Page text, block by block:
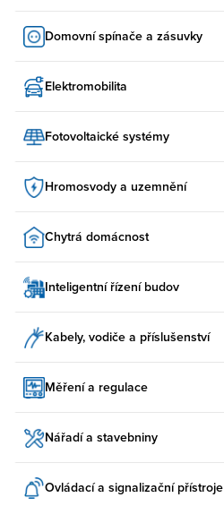
Domovní spínače a zásuvky
Elektromobilita
Fotovoltaické systémy
Hromosvody a uzemnění
Chytrá domácnost
Inteligentní řízení budov
Kabely, vodiče a příslušenství
Měření a regulace
Nářadí a stavebniny
Ovládací a signalizační přístroje